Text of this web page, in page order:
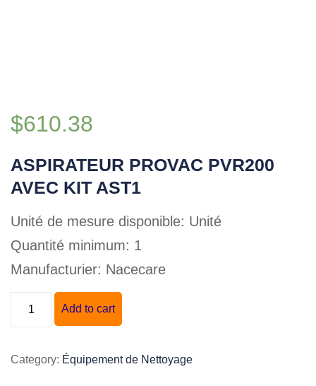
$610.38
ASPIRATEUR PROVAC PVR200
AVEC KIT AST1
Unité de mesure disponible: Unité
Quantité minimum: 1
Manufacturier: Nacecare
PROVAC
AVEC
Add to cart
Category: Équipement de Nettoyage